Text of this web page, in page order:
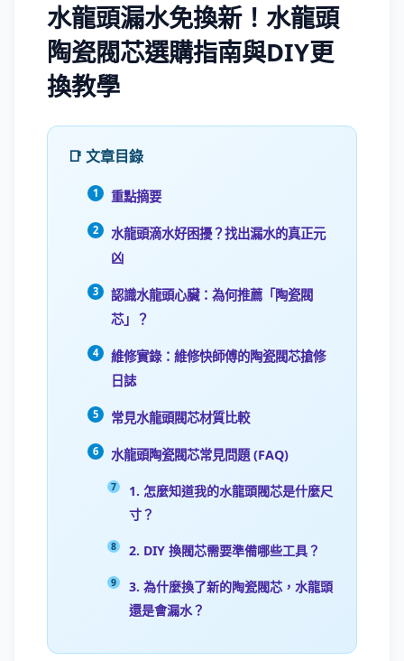
水龍頭漏水免換新！水龍頭
陶瓷閥芯選購指南與DIY更
換教學
📑 文章目錄
重點摘要
水龍頭滴水好困擾？找出漏水的真正元
凶
認識水龍頭心臟：為何推薦「陶瓷閥
芯」？
維修實錄：維修快師傅的陶瓷閥芯搶修
日誌
常見水龍頭閥芯材質比較
水龍頭陶瓷閥芯常見問題 (FAQ)
1. 怎麼知道我的水龍頭閥芯是什麼尺
寸？
2. DIY 換閥芯需要準備哪些工具？
3. 為什麼換了新的陶瓷閥芯，水龍頭
還是會漏水？